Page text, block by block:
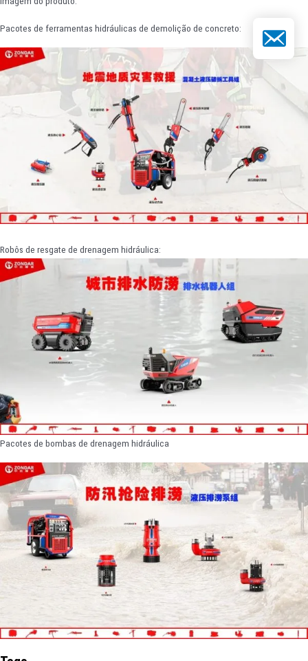
Pacotes de ferramentas hidráulicas de demolição de concreto:
Robôs de resgate de drenagem hidráulica:
Pacotes de bombas de drenagem hidráulica
E-mail